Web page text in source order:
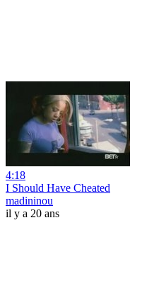
4:18
I Should Have Cheated
madininou
il y a 20 ans